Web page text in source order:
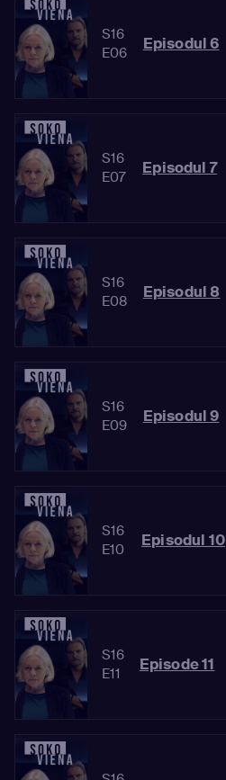
S16
E06
Episodul 6
S16
E07
Episodul 7
S16
E08
Episodul 8
S16
E09
Episodul 9
S16
E10
Episodul 10
S16
E11
Episode 11